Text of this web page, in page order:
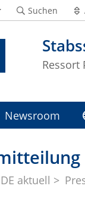
Ressort
Suchen
Newsroom
aktuell